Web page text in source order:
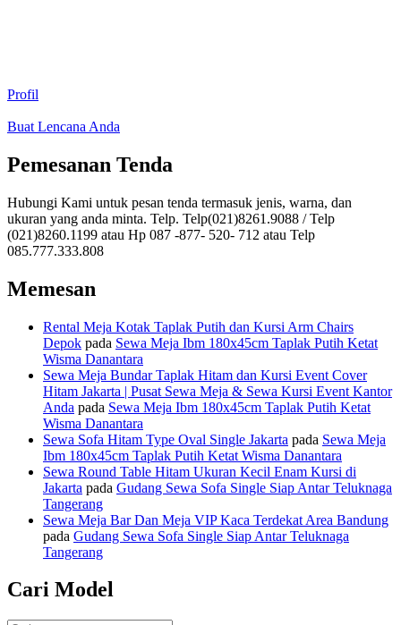
Profil
Buat Lencana Anda
Pemesanan Tenda
Hubungi Kami untuk pesan tenda termasuk jenis, warna, dan
ukuran yang anda minta. Telp. Telp(021)8261.9088 / Telp
(021)8260.1199 atau Hp 087 -877- 520- 712 atau Telp
085.777.333.808
Memesan
Rental Meja Kotak Taplak Putih dan Kursi Arm Chairs
Depok pada Sewa Meja Ibm 180x45cm Taplak Putih Ketat
Wisma Danantara
Sewa Meja Bundar Taplak Hitam dan Kursi Event Cover
Hitam Jakarta | Pusat Sewa Meja & Sewa Kursi Event Kantor
Anda pada Sewa Meja Ibm 180x45cm Taplak Putih Ketat
Wisma Danantara
Sewa Sofa Hitam Type Oval Single Jakarta pada Sewa Meja
Ibm 180x45cm Taplak Putih Ketat Wisma Danantara
Sewa Round Table Hitam Ukuran Kecil Enam Kursi di
Jakarta pada Gudang Sewa Sofa Single Siap Antar Teluknaga
Tangerang
Sewa Meja Bar Dan Meja VIP Kaca Terdekat Area Bandung
pada Gudang Sewa Sofa Single Siap Antar Teluknaga
Tangerang
Cari Model